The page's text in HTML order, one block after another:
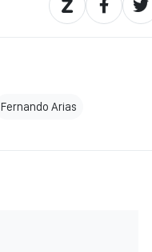
Fernando Arias